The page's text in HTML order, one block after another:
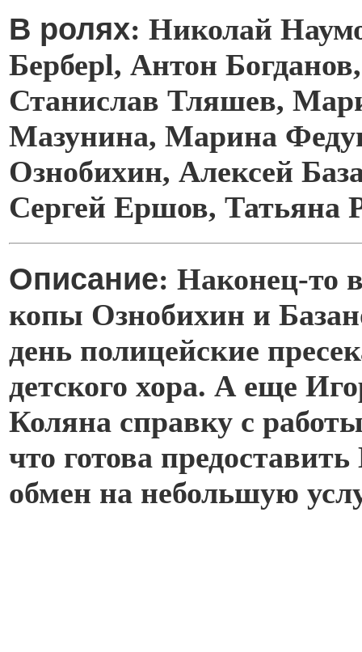
В ролях: Николай
Берберl, Антон
Станислав Тляшев,
Мазунина, Марина
Ознобихин, Алексей
Сергей Ершов, Татьяна
Описание: Наконец-то
копы Ознобихин и
день полицейские
детского хора. А еще
Коляна справку с
что готова
обмен на небольшую